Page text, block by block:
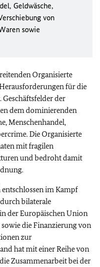
Geldwäsche,
von
sowie
Organisierte
für die
der
dem dominierenden
Menschenhandel,
Die Organisierte
mit fragilen
und bedroht damit
im Kampf
bilaterale
der Europäischen Union
die Finanzierung von
zur
hat mit einer Reihe von
Zusammenarbeit bei der